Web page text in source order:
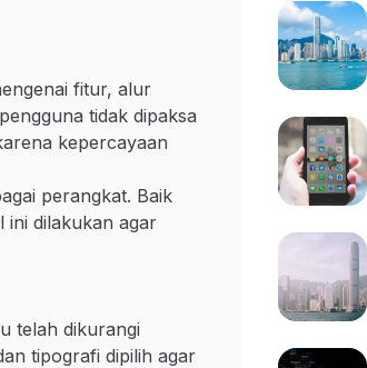
fitur, alur
tidak dipaksa
kepercayaan
perangkat. Baik
ini dilakukan agar
telah dikurangi
tipografi dipilih agar